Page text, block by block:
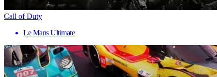
Call of Duty
Le Mans Ultimate